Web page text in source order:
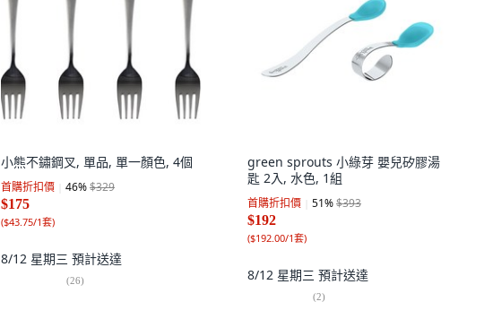
小熊不鏽鋼叉, 單品, 單一顏色, 4個
首購折扣價 46%$329
$175
($43.75/1套)
8/12 星期三 預計送達
(26)
green sprouts 小綠芽 嬰兒矽膠湯
匙 2入, 水色, 1組
首購折扣價 51%$393
$192
($192.00/1套)
8/12 星期三 預計送達
(2)